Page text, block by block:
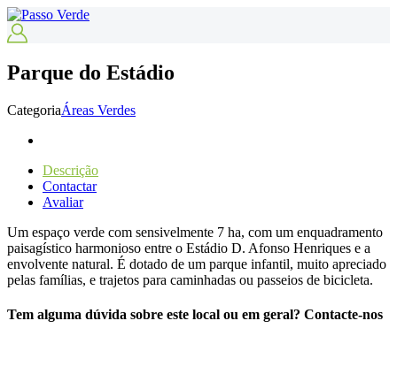
Parque do Estádio
CategoriaÁreas Verdes
Descrição
Contactar
Avaliar
Um espaço verde com sensivelmente 7 ha, com um enquadramento
paisagístico harmonioso entre o Estádio D. Afonso Henriques e a
envolvente natural. É dotado de um parque infantil, muito apreciado
pelas famílias, e trajetos para caminhadas ou passeios de bicicleta.
Tem alguma dúvida sobre este local ou em geral? Contacte-nos